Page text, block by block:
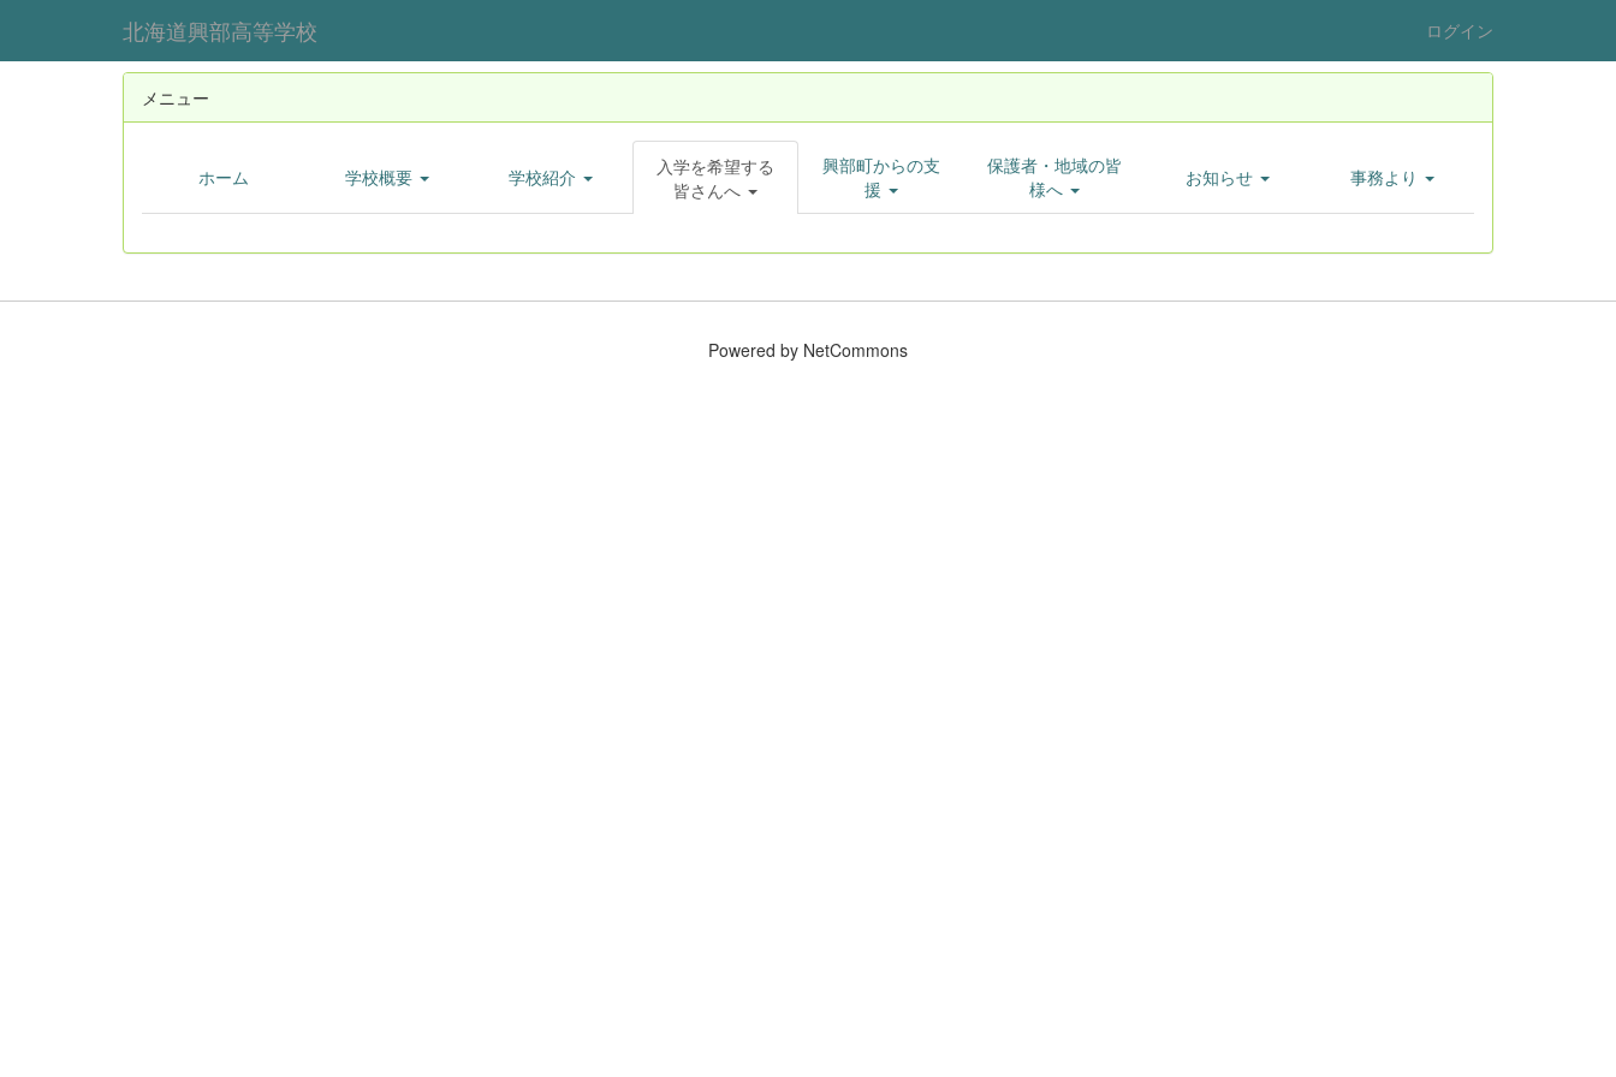
北海道興部高等学校 ログイン
メニュー
ホーム 学校概要 学校紹介
入学を希望する
皆さんへ
興部町からの支
援
保護者・地域の皆
様へ
お知らせ 事務より
Powered by NetCommons